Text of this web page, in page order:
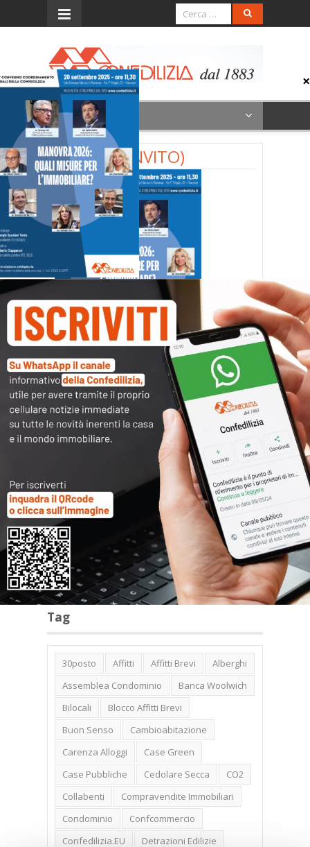
Menu
POLITICI (INVITO)
Archivi
Categorie
Tag
30posto Affitti Affitti Brevi
Alberghi
Assemblea Condominio
Banca Woolwich
Bilocali
Blocco Affitti Brevi
Buon Senso
Cambioabitazione
Carenza Alloggi
Case Green
Case Pubbliche
Cedolare Secca
CO2
Collabenti
Compravendite Immobiliari
Condominio
Confcommercio
Confedilizia.EU
Detrazioni Edilizie